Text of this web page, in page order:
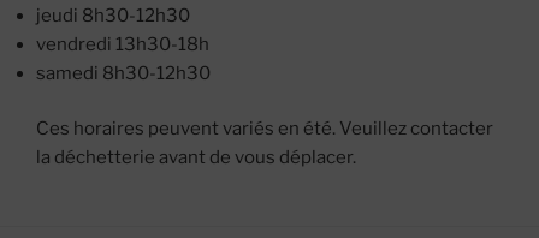
jeudi 8h30-12h30
vendredi 13h30-18h
samedi 8h30-12h30
Ces horaires peuvent variés en été. Veuillez contacter
la déchetterie avant de vous déplacer.